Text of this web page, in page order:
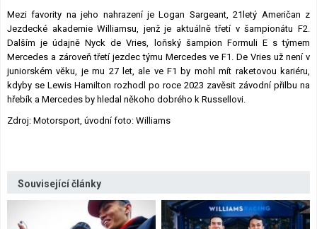
Mezi favority na jeho nahrazení je Logan Sargeant, 21letý Američan z
Jezdecké akademie Williamsu, jenž je aktuálně třetí v šampionátu F2.
Dalším je údajně Nyck de Vries, loňský šampion Formuli E s týmem
Mercedes a zároveň třetí jezdec týmu Mercedes ve F1. De Vries už není v
juniorském věku, je mu 27 let, ale ve F1 by mohl mít raketovou kariéru,
kdyby se Lewis Hamilton rozhodl po roce 2023 zavěsit závodní přilbu na
hřebík a Mercedes by hledal někoho dobrého k Russellovi.
Zdroj: Motorsport, úvodní foto: Williams
Související články